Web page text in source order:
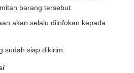
barang tersebut.
akan selalu diinfokan kepada
sudah siap dikirim.